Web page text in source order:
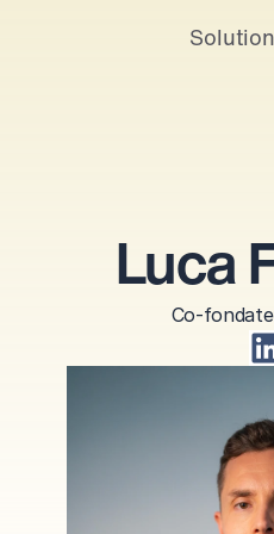
conviviale ainsi que des
Luca
Co-